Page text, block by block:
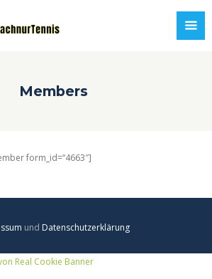
Members
form_id=“4663″]
und Datenschutzerklärung
Real Cookie Banner